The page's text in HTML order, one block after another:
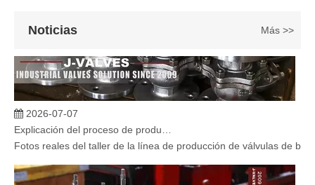
Noticias Más >>
Fotos reales del taller de la línea de producción de válvulas de